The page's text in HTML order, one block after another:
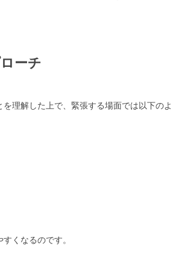
ーチ
理解した上で、緊張する場面では以下のよ
くなるのです。